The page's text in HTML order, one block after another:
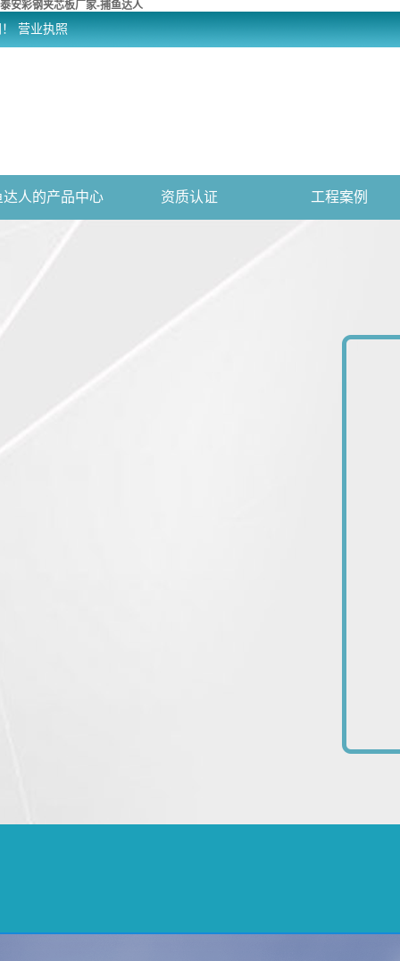
泰安彩钢夹芯板厂家-捕鱼达人
营业执照
达人的产品中心 资质认证 工程案例